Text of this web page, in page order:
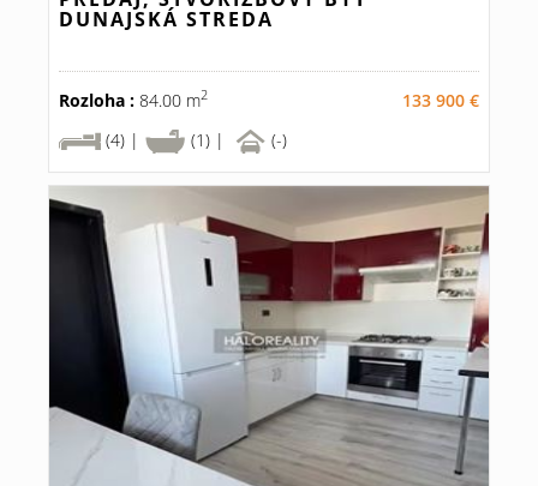
DUNAJSKÁ STREDA
Rozloha : 84.00 m2
133 900 €
(4) |
(1) | (-)